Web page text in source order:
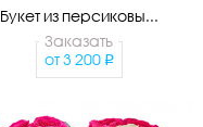
Букет из персиковы...
Заказать
от 3 200